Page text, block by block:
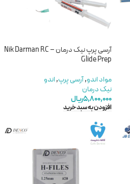
آرسی پرپ نیک درمان – Nik Darman RC
Glide Prep
مواد اندو,آرسی پرپ,اندو
نیک درمان
۵,۸۰۰,۰۰۰ریال
افزودن به سبد خرید